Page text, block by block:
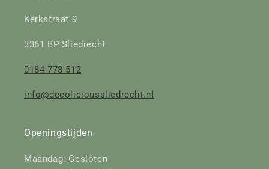
Kerkstraat 9
3361 BP Sliedrecht
0184 778 512
info@decolicioussliedrecht.nl
Openingstijden
Maandag: Gesloten